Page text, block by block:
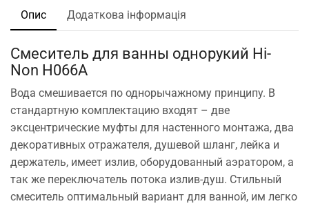
Опис Додаткова інформація
Смеситель для ванны однорукий Hi-
Non H066A
Вода смешивается по однорычажному принципу. В
стандартную комплектацию входят – две
эксцентрические муфты для настенного монтажа, два
декоративных отражателя, душевой шланг, лейка и
держатель, имеет излив, оборудованный аэратором, а
так же переключатель потока излив-душ. Стильный
смеситель оптимальный вариант для ванной, им легко